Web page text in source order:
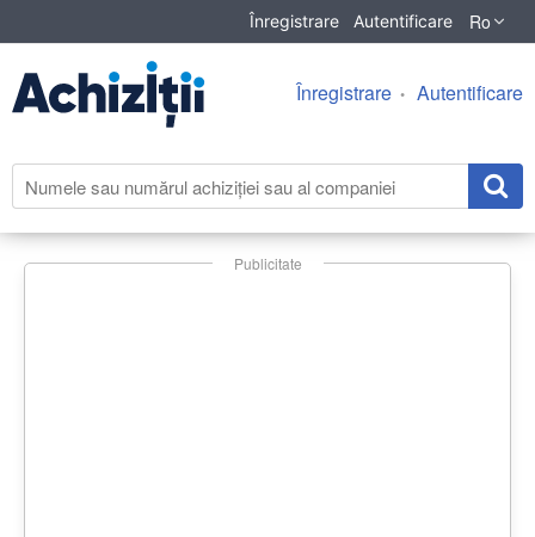
Înregistrare Autentificare Ro
Înregistrare Autentificare
Publicitate